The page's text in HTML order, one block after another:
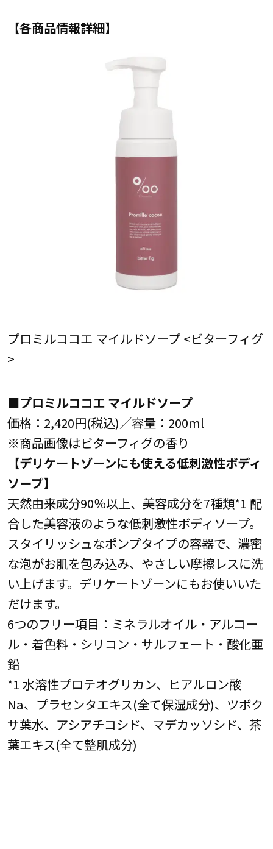
【各商品情報詳細】
プロミルココエ マイルドソープ <ビターフィグ
>
■プロミルココエ マイルドソープ
価格：2,420円(税込)／容量：200ml
※商品画像はビターフィグの香り
【デリケートゾーンにも使える低刺激性ボディ
ソープ】
天然由来成分90％以上、美容成分を7種類*1 配
合した美容液のような低刺激性ボディソープ。
スタイリッシュなポンプタイプの容器で、濃密
な泡がお肌を包み込み、やさしい摩擦レスに洗
い上げます。デリケートゾーンにもお使いいた
だけます。
6つのフリー項目：ミネラルオイル・アルコー
ル・着色料・シリコン・サルフェート・酸化亜
鉛
*1 水溶性プロテオグリカン、ヒアルロン酸
Na、プラセンタエキス(全て保湿成分)、ツボク
サ葉水、アシアチコシド、マデカッソシド、茶
葉エキス(全て整肌成分)